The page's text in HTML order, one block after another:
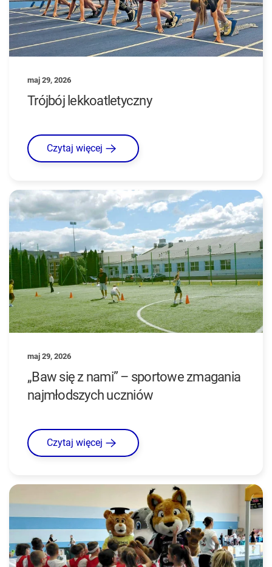
maj 29, 2026
Trójbój lekkoatletyczny
Czytaj więcej
maj 29, 2026
„Baw się z nami” – sportowe zmagania
najmłodszych uczniów
Czytaj więcej